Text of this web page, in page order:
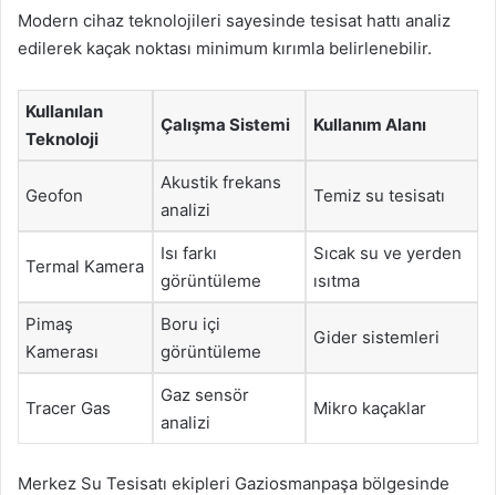
Modern cihaz teknolojileri sayesinde tesisat hattı analiz
edilerek kaçak noktası minimum kırımla belirlenebilir.
Kullanılan
Teknoloji
Çalışma Sistemi Kullanım Alanı
Geofon
Akustik frekans
analizi
Temiz su tesisatı
Termal Kamera
Isı farkı
görüntüleme
Sıcak su ve yerden
ısıtma
Pimaş
Kamerası
Boru içi
görüntüleme
Gider sistemleri
Tracer Gas
Gaz sensör
analizi
Mikro kaçaklar
Merkez Su Tesisatı ekipleri Gaziosmanpaşa bölgesinde